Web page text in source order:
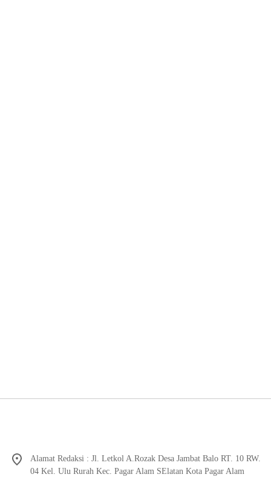
Alamat Redaksi : Jl. Letkol A.Rozak Desa Jambat Balo RT. 10 RW.
04 Kel. Ulu Rurah Kec. Pagar Alam SElatan Kota Pagar Alam